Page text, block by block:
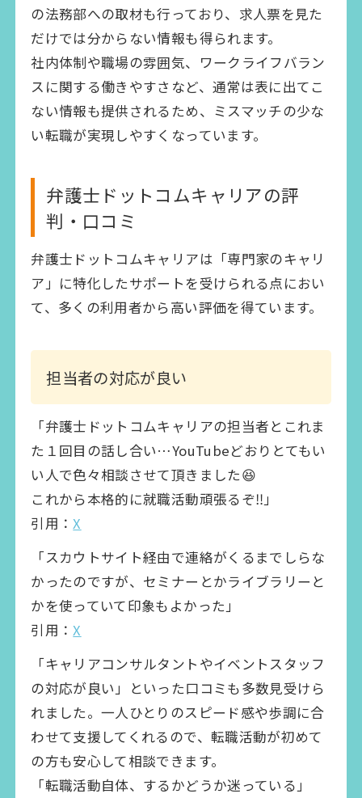
の法務部への取材も行っており、求人票を見た
だけでは分からない情報も得られます。
社内体制や職場の雰囲気、ワークライフバラン
スに関する働きやすさなど、通常は表に出てこ
ない情報も提供されるため、ミスマッチの少な
い転職が実現しやすくなっています。
弁護士ドットコムキャリアの評
判・口コミ
弁護士ドットコムキャリアは「専門家のキャリ
ア」に特化したサポートを受けられる点におい
て、多くの利用者から高い評価を得ています。
担当者の対応が良い
「弁護士ドットコムキャリアの担当者とこれま
た１回目の話し合い…YouTubeどおりとてもい
い人で色々相談させて頂きました😆
これから本格的に就職活動頑張るぞ‼️」
引用：X
「スカウトサイト経由で連絡がくるまでしらな
かったのですが、セミナーとかライブラリーと
かを使っていて印象もよかった」
引用：X
「キャリアコンサルタントやイベントスタッフ
の対応が良い」といった口コミも多数見受けら
れました。一人ひとりのスピード感や歩調に合
わせて支援してくれるので、転職活動が初めて
の方も安心して相談できます。
「転職活動自体、するかどうか迷っている」